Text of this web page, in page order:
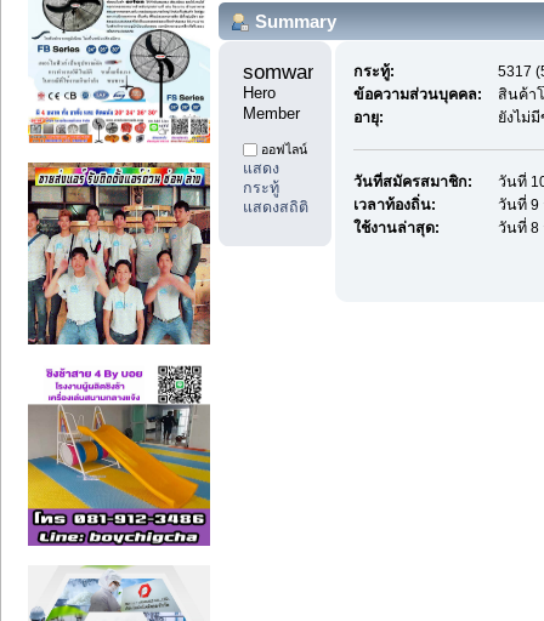
Summary
somwangyu1
Hero
Member
ออฟไลน์
แสดง
กระทู้
แสดงสถิติ
กระทู้:
5317
ข้อความส่วนบุคคล:
สินค้า
อายุ:
ยังไม่
วันที่สมัครสมาชิก:
วันที่
เวลาท้องถิ่น:
วันที่ 9
ใช้งานล่าสุด:
วันที่ 8